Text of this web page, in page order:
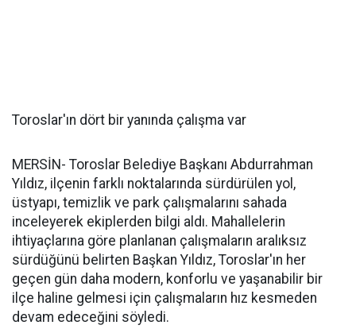
Toroslar'ın dört bir yanında çalışma var
MERSİN- Toroslar Belediye Başkanı Abdurrahman
Yıldız, ilçenin farklı noktalarında sürdürülen yol,
üstyapı, temizlik ve park çalışmalarını sahada
inceleyerek ekiplerden bilgi aldı. Mahallelerin
ihtiyaçlarına göre planlanan çalışmaların aralıksız
sürdüğünü belirten Başkan Yıldız, Toroslar'ın her
geçen gün daha modern, konforlu ve yaşanabilir bir
ilçe haline gelmesi için çalışmaların hız kesmeden
devam edeceğini söyledi.